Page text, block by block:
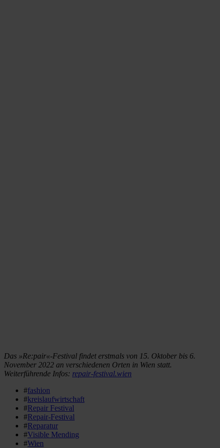
Das »Re:pair«-Festival findet erstmals von 15. Oktober bis 6.
November 2022 an verschiedenen Orten in Wien statt.
Weiterführende Infos: repair-festival.wien
#fashion
#kreislaufwirtschaft
#Repair Festival
#Repair-Festival
#Reparatur
#Visible Mending
#Wien